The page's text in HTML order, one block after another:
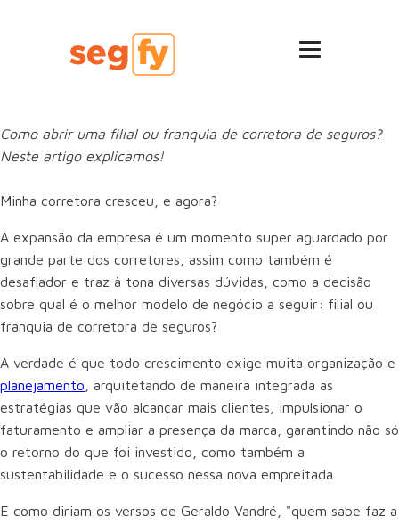
Como abrir uma filial ou franquia de corretora de seguros?
Neste artigo explicamos!
Minha corretora cresceu, e agora?
A expansão da empresa é um momento super aguardado por
grande parte dos corretores, assim como também é
desafiador e traz à tona diversas dúvidas, como a decisão
sobre qual é o melhor modelo de negócio a seguir: filial ou
franquia de corretora de seguros?
A verdade é que todo crescimento exige muita organização e
planejamento , arquitetando de maneira integrada as
estratégias que vão alcançar mais clientes, impulsionar o
faturamento e ampliar a presença da marca, garantindo não só
o retorno do que foi investido, como também a
sustentabilidade e o sucesso nessa nova empreitada.
E como diriam os versos de Geraldo Vandré, "quem sabe faz a